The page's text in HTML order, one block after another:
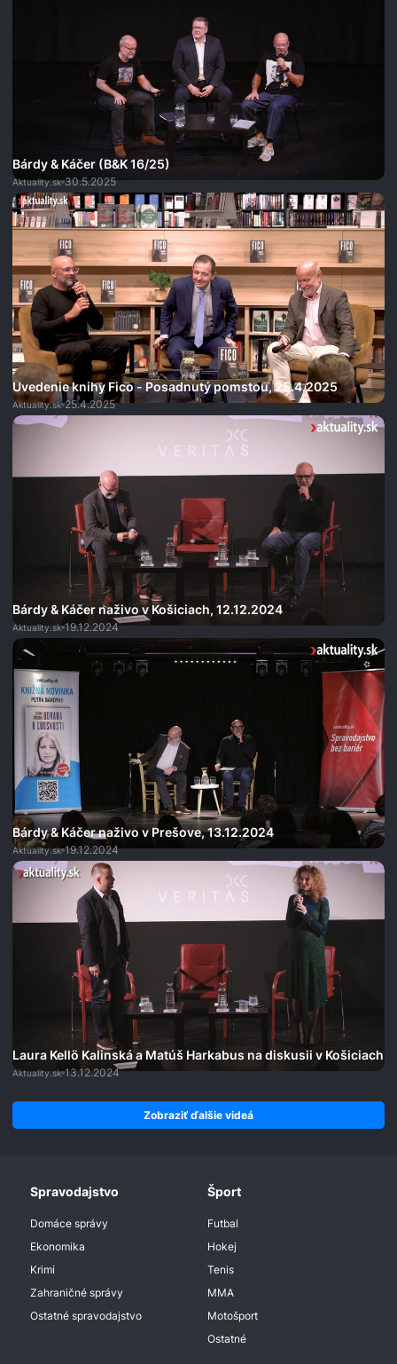
Bárdy & Káčer (B&K 16/25)
Aktuality.sk 30.5.2025
Uvedenie knihy Fico - Posadnutý pomstou, 25.4.2025
Aktuality.sk 25.4.2025
Bárdy & Káčer naživo v Košiciach, 12.12.2024
Aktuality.sk 19.12.2024
Bárdy & Káčer naživo v Prešove, 13.12.2024
Aktuality.sk 19.12.2024
Laura Kellö Kalinská a Matúš Harkabus na diskusii v Košiciach
Aktuality.sk 13.12.2024
Zobraziť ďalšie videá
Spravodajstvo
Domáce správy
Ekonomika
Krimi
Zahraničné správy
Ostatné spravodajstvo
Šport
Futbal
Hokej
Tenis
MMA
Motošport
Ostatné